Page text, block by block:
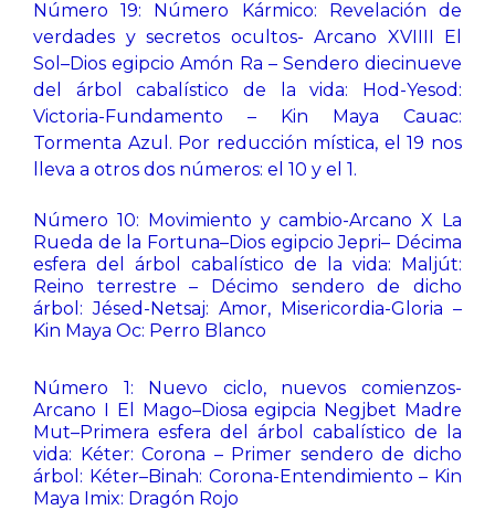
Número 19: Número Kármico: Revelación de
verdades y secretos ocultos- Arcano XVIIII El
Sol–Dios egipcio Amón Ra – Sendero diecinueve
del árbol cabalístico de la vida: Hod-Yesod:
Victoria-Fundamento – Kin Maya Cauac:
Tormenta Azul. Por reducción mística, el 19 nos
lleva a otros dos números: el 10 y el 1.
Número 10: Movimiento y cambio-Arcano X La
Rueda de la Fortuna–Dios egipcio Jepri– Décima
esfera del árbol cabalístico de la vida: Maljút:
Reino terrestre – Décimo sendero de dicho
árbol: Jésed-Netsaj: Amor, Misericordia-Gloria –
Kin Maya Oc: Perro Blanco
Número 1: Nuevo ciclo, nuevos comienzos-
Arcano I El Mago–Diosa egipcia Negjbet Madre
Mut–Primera esfera del árbol cabalístico de la
vida: Kéter: Corona – Primer sendero de dicho
árbol: Kéter–Binah: Corona-Entendimiento – Kin
Maya Imix: Dragón Rojo